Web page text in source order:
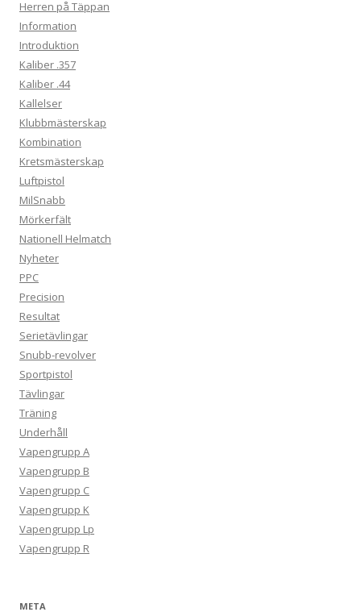
Herren på Täppan
Information
Introduktion
Kaliber .357
Kaliber .44
Kallelser
Klubbmästerskap
Kombination
Kretsmästerskap
Luftpistol
MilSnabb
Mörkerfält
Nationell Helmatch
Nyheter
PPC
Precision
Resultat
Serietävlingar
Snubb-revolver
Sportpistol
Tävlingar
Träning
Underhåll
Vapengrupp A
Vapengrupp B
Vapengrupp C
Vapengrupp K
Vapengrupp Lp
Vapengrupp R
META